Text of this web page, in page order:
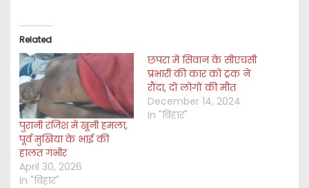
Related
पुरानी रंजिश में खूनी हमला,
पूर्व मुखिया के भाई की
हालत गंभीर
April 30, 2026
In "बिहार"
छपरा में सिवान के सीएचसी
प्रभारी की कार को ट्रक ने
रौंदा, दो लोगों की मौत
December 14, 2024
In "बिहार"